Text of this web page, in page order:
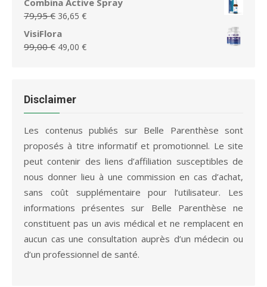
44,99 €.18,65 €.
initial
était :
75,95 €.
actuel
est :
79,95€ Le
initial
était :
36,65 €Le
est :
VisiFlora
99,00€ Le
99,00 €.
49,00 €Le
Disclaimer
Les contenus publiés sur Belle Parenthèse sont
proposés à titre informatif et promotionnel. Le site
peut contenir des liens d’affiliation susceptibles de
nous donner lieu à une commission en cas d’achat,
sans coût supplémentaire pour l’utilisateur. Les
informations présentes sur Belle Parenthèse ne
constituent pas un avis médical et ne remplacent en
aucun cas une consultation auprès d’un médecin ou
d’un professionnel de santé.